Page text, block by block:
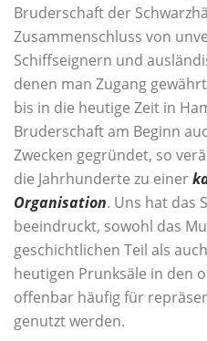
Bruderschaft der
Zusammenschluss von
Schiffseignern und
denen man Zugang
bis in die heutige Zeit in
Bruderschaft am Beginn
Zwecken gegründet, so
die Jahrhunderte zu einer
Organisation. Uns hat das
beeindruckt, sowohl das
geschichtlichen Teil als
heutigen Prunksäle in den
offenbar häufig für
genutzt werden.